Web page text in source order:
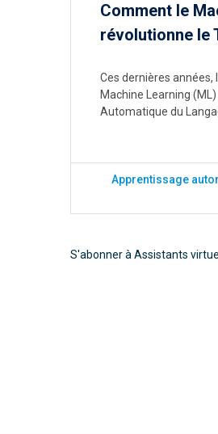
Comment le
révolutionne le
Ces dernières années,
Machine Learning
Automatique du
Apprentissage
S'abonner à Assistants